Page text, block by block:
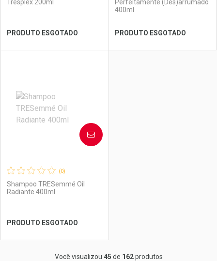
Ver Desconto Convênio Ver Desconto Convênio
Tresplex 200ml
PRODUTO ESGOTADO
Laboratório
Ver Desconto Convênio
Por Menos
Perfeitamente (Des)arrumado
400ml
PRODUTO ESGOTADO
(0)
Shampoo TRESemmé Oil
Radiante 400ml
PRODUTO ESGOTADO
AVISE-ME
FECHAR
FECHAR
Você visualizou 45 de 162produtos